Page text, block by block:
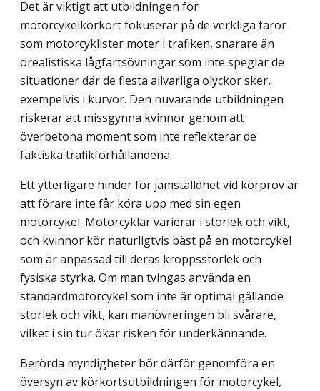
Det är viktigt att utbildningen för
motorcykelkörkort fokuserar på de verkliga faror
som motorcyklister möter i trafiken, snarare än
orealistiska lågfartsövningar som inte speglar de
situationer där de flesta allvarliga olyckor sker,
exempelvis i kurvor. Den nuvarande utbildningen
riskerar att missgynna kvinnor genom att
överbetona moment som inte reflekterar de
faktiska trafikförhållandena.
Ett ytterligare hinder för jämställdhet vid körprov är
att förare inte får köra upp med sin egen
motorcykel. Motorcyklar varierar i storlek och vikt,
och kvinnor kör naturligt­vis bäst på en motorcykel
som är anpassad till deras kroppsstorlek och
fysiska styrka. Om man tvingas använda en
standardmotorcykel som inte är optimal gällande
storlek och vikt, kan manövreringen bli svårare,
vilket i sin tur ökar risken för underkännande.
Berörda myndigheter bör därför genomföra en
översyn av körkortsutbildningen för motorcykel,